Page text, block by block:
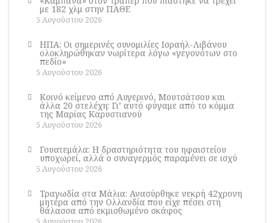
με 182 χλμ στην ΠΑΘΕ
5 Αυγούστου 2026
ΗΠΑ: Οι σημερινές συνομιλίες Ισραήλ-Λιβάνου
ολοκληρώθηκαν νωρίτερα λόγω «γεγονότων στο
πεδίο»
5 Αυγούστου 2026
Κοινό κείμενο από Αυγερινό, Μουτσάτσου και
άλλα 20 στελέχη: Γι’ αυτό φύγαμε από το κόμμα
της Μαρίας Καρυστιανού
5 Αυγούστου 2026
Γουατεμάλα: Η δραστηριότητα του ηφαιστείου
υποχωρεί, αλλά ο συναγερμός παραμένει σε ισχύ
5 Αυγούστου 2026
Τραγωδία στα Μάλια: Ανασύρθηκε νεκρή 42χρονη
μητέρα από την Ολλανδία που είχε πέσει στη
θάλασσα από εκμισθωμένο σκάφος